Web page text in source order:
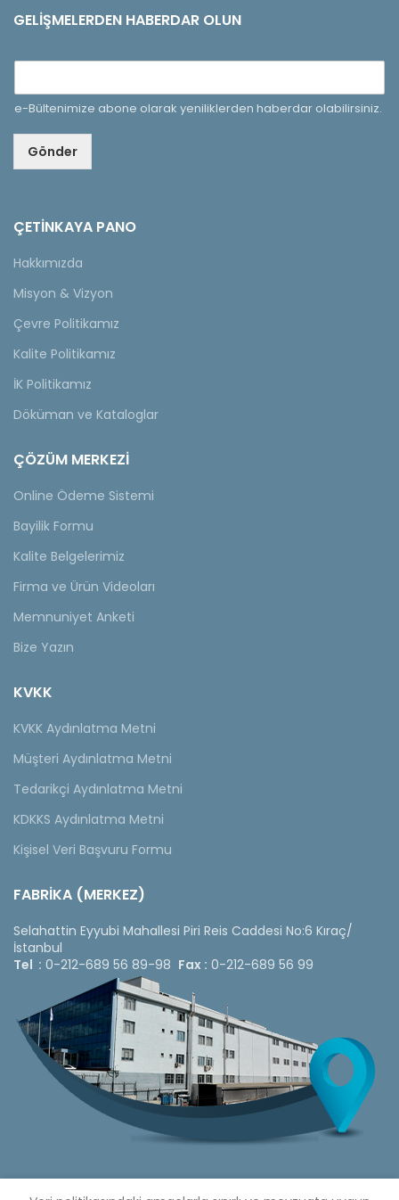
GELIŞMELERDEN HABERDAR OLUN
e-Bültenimize abone olarak yeniliklerden haberdar olabilirsiniz.
Gönder
ÇETINKAYA PANO
Hakkımızda
Misyon & Vizyon
Çevre Politikamız
Kalite Politikamız
İK Politikamız
Döküman ve Kataloglar
ÇÖZÜM MERKEZİ
Online Ödeme Sistemi
Bayilik Formu
Kalite Belgelerimiz
Firma ve Ürün Videoları
Memnuniyet Anketi
Bize Yazın
KVKK
KVKK Aydınlatma Metni
Müşteri Aydınlatma Metni
Tedarikçi Aydınlatma Metni
KDKKS Aydınlatma Metni
Kişisel Veri Başvuru Formu
FABRİKA (MERKEZ)
Selahattin Eyyubi Mahallesi Piri Reis Caddesi No:6 Kıraç/
İstanbul
Tel : 0-212-689 56 89-98 Fax : 0-212-689 56 99